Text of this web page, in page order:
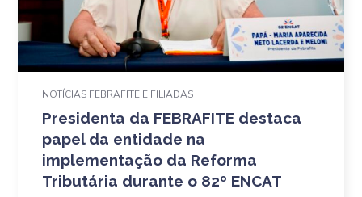
NOTÍCIAS FEBRAFITE E FILIADAS
Presidenta da FEBRAFITE destaca
papel da entidade na
implementação da Reforma
Tributária durante o 82º ENCAT